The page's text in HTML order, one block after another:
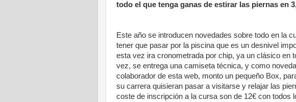
todo el que tenga ganas de estirar las piernas en
Este año se introducen novedades sobre todo en la
tener que pasar por la piscina que es un desnivel
esta vez ira cronometrada por chip, ya un clásico en
vez, se entrega una camiseta técnica, y como
colaborador de esta web, monto un pequeño Box,
su carrera quisieran pasar a visitarse y relajar las
coste de inscripción a la cursa son de 12€ con todos